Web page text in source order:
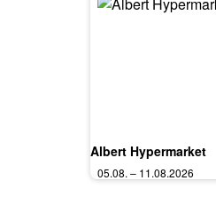
Albert Hypermarket
05.08. – 11.08.2026